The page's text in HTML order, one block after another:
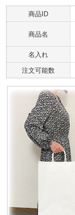
商品ID
商品名
名入れ
注文可能数